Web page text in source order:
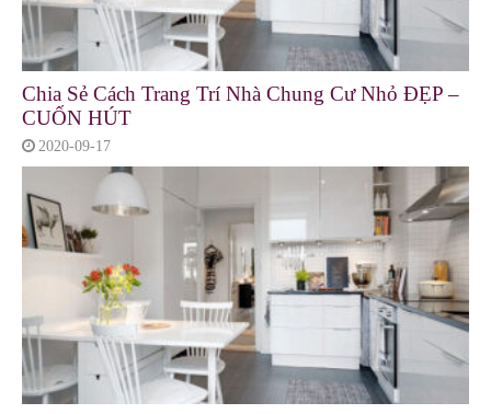
Chia Sẻ Cách Trang Trí Nhà Chung Cư Nhỏ ĐẸP –
CUỐN HÚT
2020-09-17